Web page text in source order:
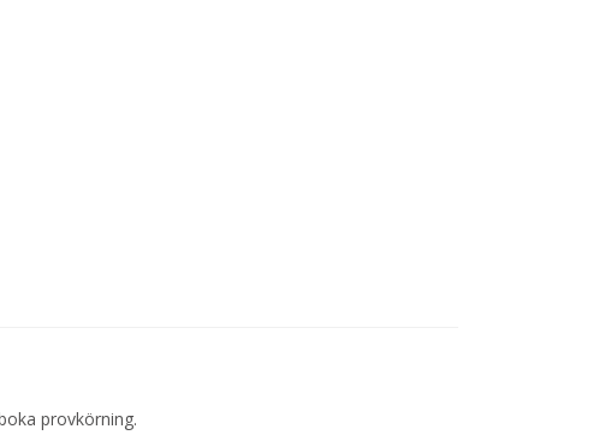
provkörning.